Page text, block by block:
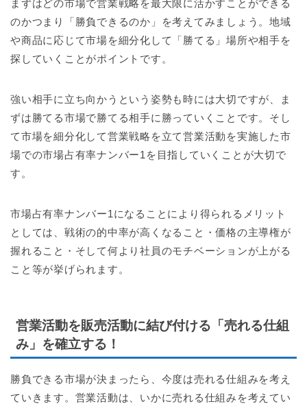
まずはどの市場で営業戦略を最大限に活かすことができる
のかつまり「勝負できるのか」を考えてみましょう。地域
や商品に応じて市場を細分化して「勝てる」場所や相手を
探していくことがポイントです。
強い相手に立ち向かうという姿勢も時には大切ですが、ま
ずは勝てる市場で勝てる相手に勝っていくことです。そし
て市場を細分化して営業戦略を立て営業活動を実施した市
場での市場占有率ナンバー1を目指していくことが大切で
す。
市場占有率ナンバー1になることにより得られるメリット
としては、戦術の的中率が高くなること・価格の主導権が
握れること・そして何より社員のモチベーションが上がる
こと等が挙げられます。
営業活動を販売活動に結び付ける「売れる仕組
み」を確立する！
勝負できる市場が決まったら、今度は売れる仕組みを考え
ていきます。営業活動は、いかに売れる仕組みを考えてい